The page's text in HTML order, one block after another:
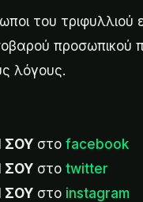
του
λόγους.
ΣΟΥ στο facebook
ΣΟΥ στο twitter
ΣΟΥ στο instagram